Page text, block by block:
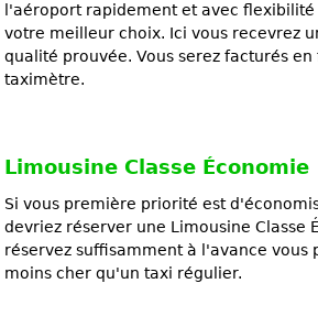
l'aéroport rapidement et avec flexibilité
votre meilleur choix. Ici vous recevrez
qualité prouvée. Vous serez facturés en
taximètre.
Limousine Classe Économie
Si vous première priorité est
devriez réserver une Limousine Classe
réservez suffisamment à l'avance vous
moins cher qu'un taxi régulier.